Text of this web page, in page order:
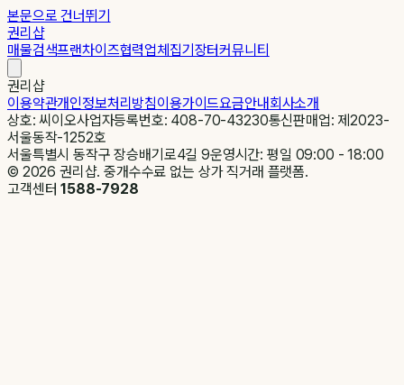
본문으로 건너뛰기
권리샵
매물검색프랜차이즈협력업체집기장터커뮤니티
권리샵
이용약관개인정보처리방침이용가이드요금안내회사소개
상호: 씨이오사업자등록번호: 408-70-43230통신판매업: 제2023-
서울동작-1252호
서울특별시 동작구 장승배기로4길 9운영시간: 평일 09:00 - 18:00
© 2026 권리샵. 중개수수료 없는 상가 직거래 플랫폼.
고객센터1588-7928